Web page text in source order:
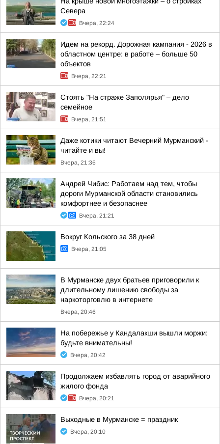
Севера
Вчера, 22:24
Идем на рекорд. Дорожная кампания - 2026 в
областном центре: в работе – больше 50
объектов
Вчера, 22:21
Стоять "На страже Заполярья" – дело
семейное
Вчера, 21:51
Даже котики читают Вечерний Мурманский -
читайте и вы!
Вчера, 21:36
Андрей Чибис: Работаем над тем, чтобы
дороги Мурманской области становились
комфортнее и безопаснее
Вчера, 21:21
Вокруг Кольского за 38 дней
Вчера, 21:05
В Мурманске двух братьев приговорили к
длительному лишению свободы за
наркоторговлю в интернете
Вчера, 20:46
На побережье у Кандалакши вышли моржи:
будьте внимательны!
Вчера, 20:42
Продолжаем избавлять город от аварийного
жилого фонда
Вчера, 20:21
Выходные в Мурманске = праздник
Вчера, 20:10